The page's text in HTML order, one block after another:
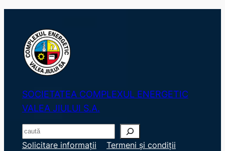
SOCIETATEA COMPLEXUL ENERGETIC
VALEA JIULUI S.A.
S
e
Solicitare informații
Termeni și condiții